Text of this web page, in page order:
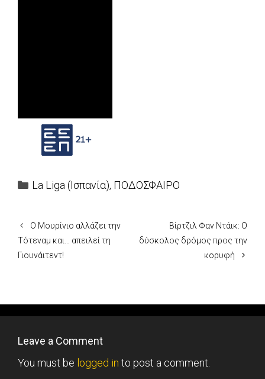
Categories
La Liga (Ισπανία), ΠΟΔΟΣΦΑΙΡΟ
Ο Μουρίνιο αλλάζει την
Τότεναμ και… απειλεί τη
Γιουνάιτεντ!
Βίρτζιλ Φαν Ντάικ: Ο
δύσκολος δρόμος προς την
κορυφή
Leave a Comment
You must be logged in to post a comment.